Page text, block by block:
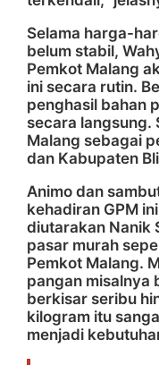
Selama harga-
belum stabil,
Pemkot Malang
ini secara rutin.
penghasil bahan
secara langsung.
Malang sebagai
dan Kabupaten
Animo dan
kehadiran GPM
diutarakan Nanik
pasar murah
Pemkot Malang.
pangan misalnya
berkisar seribu
kilogram itu
menjadi